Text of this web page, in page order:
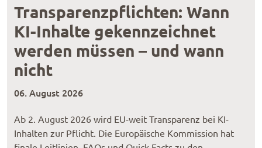
Transparenzpflichten: Wann
KI-Inhalte gekennzeichnet
werden müssen – und wann
nicht
06. August 2026
Ab 2. August 2026 wird EU-weit Transparenz bei KI-
Inhalten zur Pflicht. Die Europäische Kommission hat